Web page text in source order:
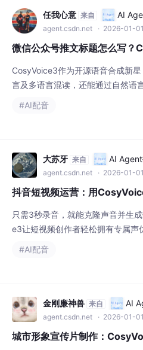
任我心意 来自 AI
agent.csdn.net · 2026-01-
微信公众号推文标题怎么写
CosyVoice3作为开源语音合成新
言及多语言混读，还能通过自然语
设备，普通人也能打造专属声音IP
#AI配音
大苏牙 来自 AI
agent.csdn.net · 2026-01-
抖音短视频运营：用
只需3秒录音，就能克隆声音并生
e3让短视频创作者轻松拥有专属声
调语气，结合WebUI和API实现高
#AI配音
金刚廉神兽 来自 AI
agent.csdn.net · 2026-01-
城市形象宣传片制作：